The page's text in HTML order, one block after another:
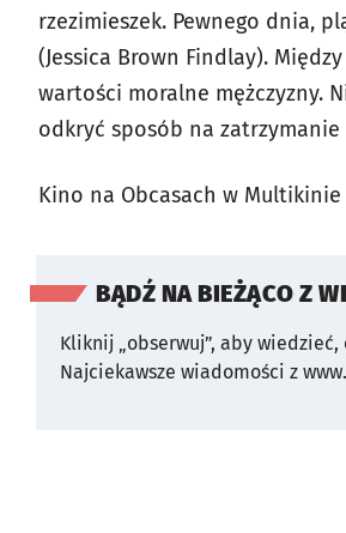
rzezimieszek. Pewnego dnia,
(Jessica Brown Findlay).
wartości moralne mężczyzny.
odkryć sposób na
Kino na Obcasach w Multikinie
BĄDŹ NA BIEŻĄCO Z
Kliknij „obserwuj”, aby wiedzieć,
Najciekawsze wiadomości z